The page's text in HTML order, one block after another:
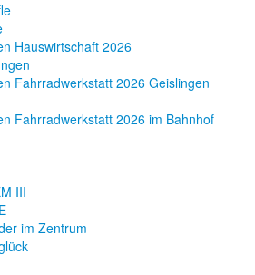
Hauswirtschaft 2026
Fahrradwerkstatt 2026 Geislingen
Fahrradwerkstatt 2026 im Bahnhof
III
im Zentrum